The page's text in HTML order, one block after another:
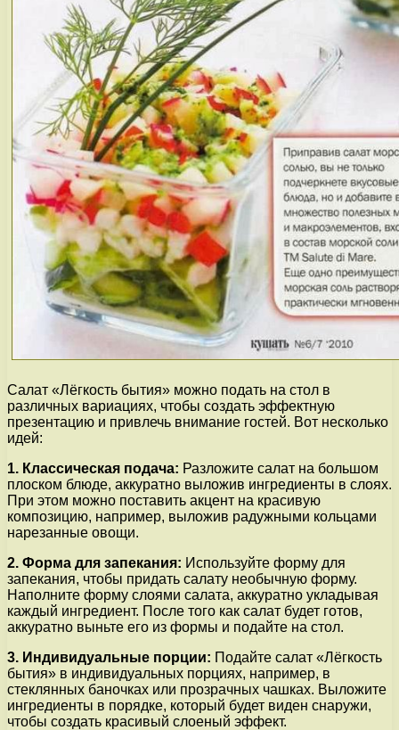
Салат «Лёгкость бытия» можно подать на стол в
различных вариациях, чтобы создать эффектную
презентацию и привлечь внимание гостей. Вот несколько
идей:
1. Классическая подача: Разложите салат на большом
плоском блюде, аккуратно выложив ингредиенты в слоях.
При этом можно поставить акцент на красивую
композицию, например, выложив радужными кольцами
нарезанные овощи.
2. Форма для запекания: Используйте форму для
запекания, чтобы придать салату необычную форму.
Наполните форму слоями салата, аккуратно укладывая
каждый ингредиент. После того как салат будет готов,
аккуратно выньте его из формы и подайте на стол.
3. Индивидуальные порции: Подайте салат «Лёгкость
бытия» в индивидуальных порциях, например, в
стеклянных баночках или прозрачных чашках. Выложите
ингредиенты в порядке, который будет виден снаружи,
чтобы создать красивый слоеный эффект.